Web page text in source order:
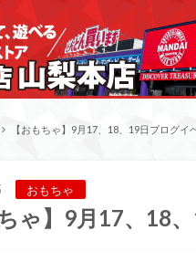
【おもちゃ】9月17、18、19日ブログイ
おもちゃ
ちゃ】9月17、18